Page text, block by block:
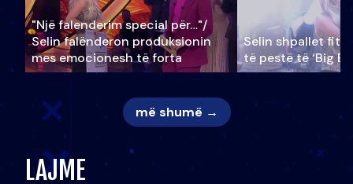
"Një falenderim special për…"/
Selin falënderon produksionin
mes emocionesh të forta
Selin shpallet
të pestë të ‘Big
më shumë →
LAJME